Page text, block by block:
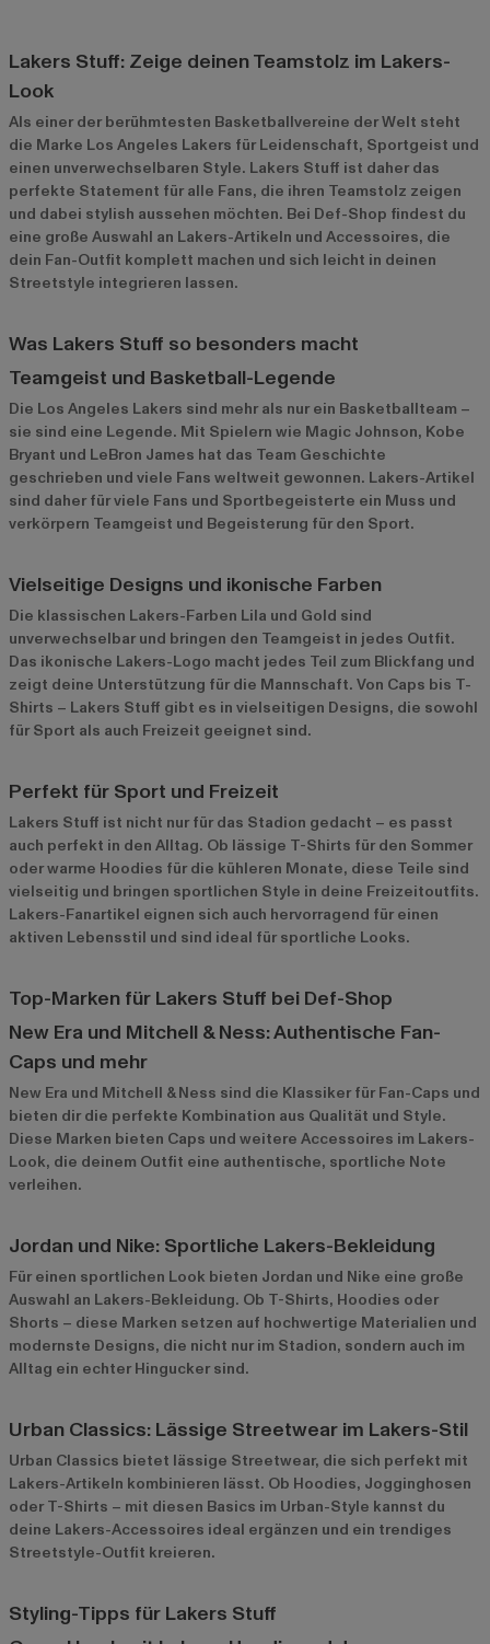
Lakers Stuff: Zeige deinen Teamstolz im Lakers-
Look
Als einer der berühmtesten Basketballvereine der Welt steht
die Marke Los Angeles Lakers für Leidenschaft, Sportgeist und
einen unverwechselbaren Style. Lakers Stuff ist daher das
perfekte Statement für alle Fans, die ihren Teamstolz zeigen
und dabei stylish aussehen möchten. Bei Def-Shop findest du
eine große Auswahl an Lakers-Artikeln und Accessoires, die
dein Fan-Outfit komplett machen und sich leicht in deinen
Streetstyle integrieren lassen.
Was Lakers Stuff so besonders macht
Teamgeist und Basketball-Legende
Die Los Angeles Lakers sind mehr als nur ein Basketballteam –
sie sind eine Legende. Mit Spielern wie Magic Johnson, Kobe
Bryant und LeBron James hat das Team Geschichte
geschrieben und viele Fans weltweit gewonnen. Lakers-Artikel
sind daher für viele Fans und Sportbegeisterte ein Muss und
verkörpern Teamgeist und Begeisterung für den Sport.
Vielseitige Designs und ikonische Farben
Die klassischen Lakers-Farben Lila und Gold sind
unverwechselbar und bringen den Teamgeist in jedes Outfit.
Das ikonische Lakers-Logo macht jedes Teil zum Blickfang und
zeigt deine Unterstützung für die Mannschaft. Von Caps bis T-
Shirts – Lakers Stuff gibt es in vielseitigen Designs, die sowohl
für Sport als auch Freizeit geeignet sind.
Perfekt für Sport und Freizeit
Lakers Stuff ist nicht nur für das Stadion gedacht – es passt
auch perfekt in den Alltag. Ob lässige T-Shirts für den Sommer
oder warme Hoodies für die kühleren Monate, diese Teile sind
vielseitig und bringen sportlichen Style in deine Freizeitoutfits.
Lakers-Fanartikel eignen sich auch hervorragend für einen
aktiven Lebensstil und sind ideal für sportliche Looks.
Top-Marken für Lakers Stuff bei Def-Shop
New Era und Mitchell & Ness: Authentische Fan-
Caps und mehr
New Era und Mitchell & Ness sind die Klassiker für Fan-Caps und
bieten dir die perfekte Kombination aus Qualität und Style.
Diese Marken bieten Caps und weitere Accessoires im Lakers-
Look, die deinem Outfit eine authentische, sportliche Note
verleihen.
Jordan und Nike: Sportliche Lakers-Bekleidung
Für einen sportlichen Look bieten Jordan und Nike eine große
Auswahl an Lakers-Bekleidung. Ob T-Shirts, Hoodies oder
Shorts – diese Marken setzen auf hochwertige Materialien und
modernste Designs, die nicht nur im Stadion, sondern auch im
Alltag ein echter Hingucker sind.
Urban Classics: Lässige Streetwear im Lakers-Stil
Urban Classics bietet lässige Streetwear, die sich perfekt mit
Lakers-Artikeln kombinieren lässt. Ob Hoodies, Jogginghosen
oder T-Shirts – mit diesen Basics im Urban-Style kannst du
deine Lakers-Accessoires ideal ergänzen und ein trendiges
Streetstyle-Outfit kreieren.
Styling-Tipps für Lakers Stuff